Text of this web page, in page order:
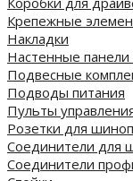
Крепежные
Накладки
Настенные панели
Подвесные
Подводы питания
Пульты
Розетки для
Соединители для
Соединители